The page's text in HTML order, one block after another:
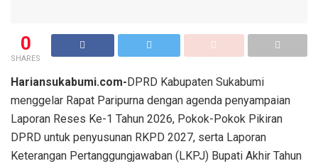
0
SHARES
Hariansukabumi.com-DPRD Kabupaten Sukabumi
menggelar Rapat Paripurna dengan agenda penyampaian
Laporan Reses Ke-1 Tahun 2026, Pokok-Pokok Pikiran
DPRD untuk penyusunan RKPD 2027, serta Laporan
Keterangan Pertanggungjawaban (LKPJ) Bupati Akhir Tahun